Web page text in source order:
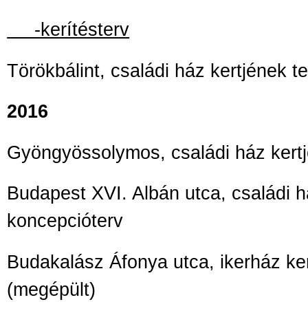
-kerítésterv
Törökbálint, családi ház kertjének
2016
Gyöngyössolymos, családi ház
Budapest XVI. Albán utca, családi
koncepcióterv
Budakalász Áfonya utca, ikerház
(megépült)